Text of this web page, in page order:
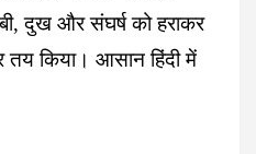
दुख और संघर्ष को हराकर
तय किया। आसान हिंदी में